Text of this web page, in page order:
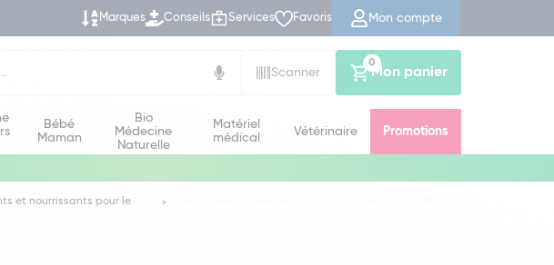
Marques Conseils Services Favoris Mon compte
Scanner
Mon panier
0
Bébé
Maman
Bio
Médecine
Naturelle
Matériel
médical
Vétérinaire Promotions
et nourrissants pour le